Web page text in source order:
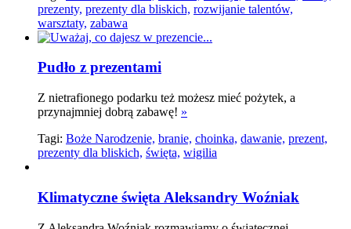
prezenty, prezenty dla bliskich, rozwijanie talentów,
warsztaty, zabawa
Pudło z prezentami
Z nietrafionego podarku też możesz mieć pożytek, a
przynajmniej dobrą zabawę! »
Tagi: Boże Narodzenie, branie, choinka, dawanie, prezent,
prezenty dla bliskich, święta, wigilia
Klimatyczne święta Aleksandry Woźniak